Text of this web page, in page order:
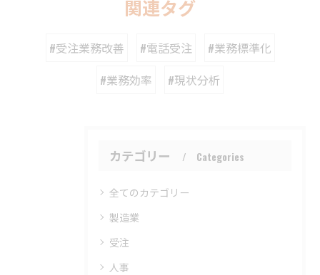
関連タグ
#受注業務改善 #電話受注
#業務標準化
#業務効率
#現状分析
カテゴリー Categories
全てのカテゴリー
製造業
受注
人事